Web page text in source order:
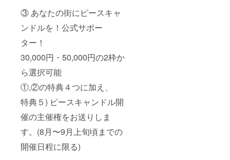
③ あなたの街にピースキャ
ンドルを！公式サポー
ター！
30,000円・50,000円の2枠か
ら選択可能
①,②の特典４つに加え、
特典５) ピースキャンドル開
催の主催権をお送りしま
す。(8月〜9月上旬頃までの
開催日程に限る)